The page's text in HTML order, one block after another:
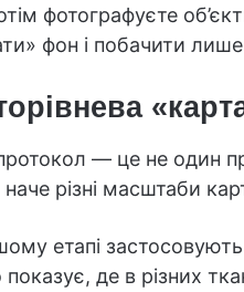
фотографуєте
фон і побачити
— це не один
різні масштаби
етапі
де в різних